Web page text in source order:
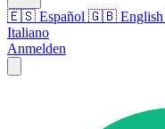
🇪🇸 Español 🇬🇧 English
Italiano
Anmelden